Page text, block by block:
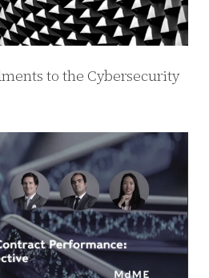
to the Cybersecurity